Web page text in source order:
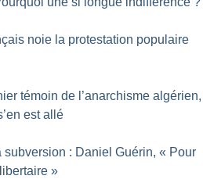
noie la protestation populaire
témoin de l’anarchisme algérien,
est allé
: Daniel Guérin, « Pour
»